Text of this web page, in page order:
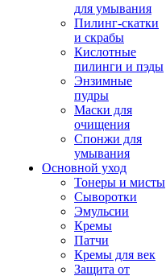
для умывания
Пилинг-скатки
и скрабы
Кислотные
пилинги и пэды
Энзимные
пудры
Маски для
очищения
Спонжи для
умывания
Основной уход
Тонеры и мисты
Сыворотки
Эмульсии
Кремы
Патчи
Кремы для век
Защита от